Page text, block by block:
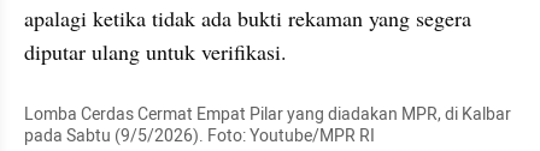
apalagi ketika tidak ada bukti rekaman yang segera
diputar ulang untuk verifikasi.
Lomba Cerdas Cermat Empat Pilar yang diadakan MPR, di Kalbar
pada Sabtu (9/5/2026). Foto: Youtube/MPR RI